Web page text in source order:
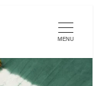
MENU